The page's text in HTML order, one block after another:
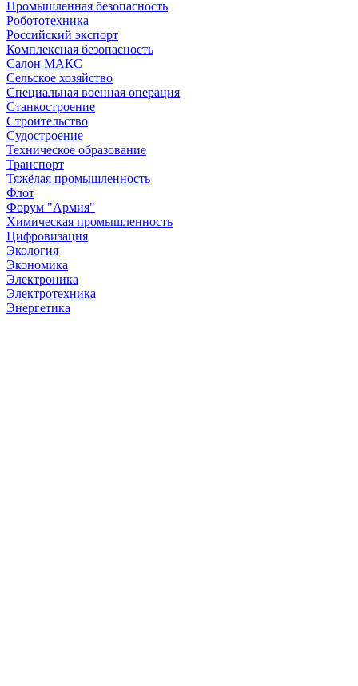
Промышленная безопасность
Робототехника
Российский экспорт
Комплексная безопасность
Салон МАКС
Сельское хозяйство
Специальная военная операция
Станкостроение
Строительство
Судостроение
Техническое образование
Транспорт
Тяжёлая промышленность
Флот
Форум "Армия"
Химическая промышленность
Цифровизация
Экология
Экономика
Электроника
Электротехника
Энергетика